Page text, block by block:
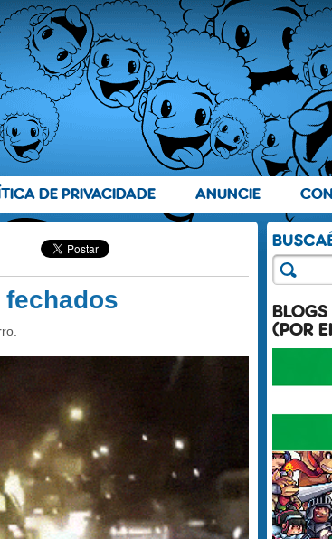
DE PRIVACIDADE ANUNCIE
(POR